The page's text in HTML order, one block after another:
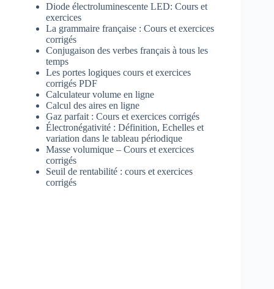
Diode électroluminescente LED: Cours et
exercices
La grammaire française : Cours et exercices
corrigés
Conjugaison des verbes français à tous les
temps
Les portes logiques cours et exercices
corrigés PDF
Calculateur volume en ligne
Calcul des aires en ligne
Gaz parfait : Cours et exercices corrigés
Électronégativité : Définition, Echelles et
variation dans le tableau périodique
Masse volumique – Cours et exercices
corrigés
Seuil de rentabilité : cours et exercices
corrigés